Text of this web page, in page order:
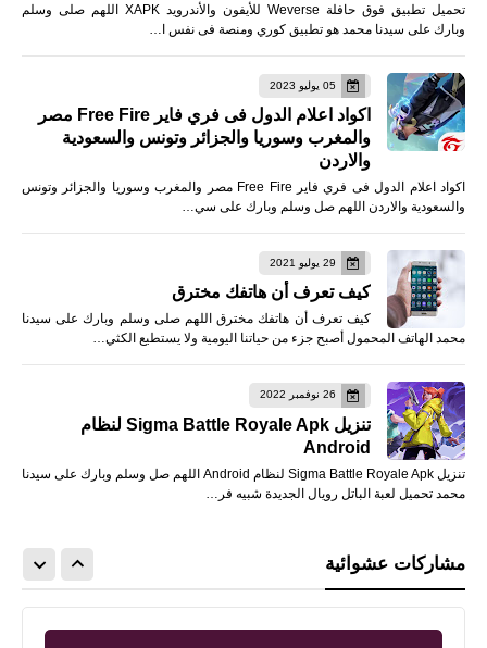
تحميل تطبيق فوق حافلة Weverse للأيفون والأندرويد XAPK اللهم صلى وسلم
وبارك على سيدنا محمد هو تطبيق كوري ومنصة فى نفس ا…
05 يوليو 2023
اكواد اعلام الدول فى فري فاير Free Fire مصر
والمغرب وسوريا والجزائر وتونس والسعودية
والاردن
اكواد اعلام الدول فى فري فاير Free Fire مصر والمغرب وسوريا والجزائر وتونس
والسعودية والاردن اللهم صل وسلم وبارك على سي…
29 يوليو 2021
كيف تعرف أن هاتفك مخترق
كيف تعرف أن هاتفك مخترق اللهم صلى وسلم وبارك على سيدنا
محمد الهاتف المحمول أصبح جزء من حياتنا اليومية ولا يستطيع الكثي…
26 نوفمبر 2022
تنزيل Sigma Battle Royale Apk لنظام
Android
تنزيل Sigma Battle Royale Apk لنظام Android اللهم صل وسلم وبارك على سيدنا
محمد تحميل لعبة الباتل رويال الجديدة شبيه فر…
مشاركات عشوائية